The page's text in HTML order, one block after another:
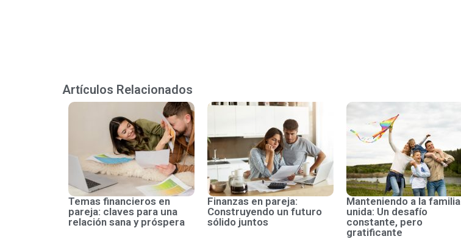
Artículos Relacionados
Temas financieros en
pareja: claves para una
relación sana y próspera
Finanzas en pareja:
Construyendo un futuro
sólido juntos
Manteniendo a la familia
unida: Un desafío
constante, pero
gratificante